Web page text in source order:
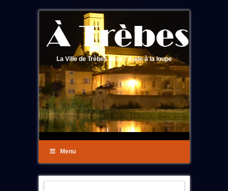
La Ville de Trèbes dans l'Aude à la loupe
Menu